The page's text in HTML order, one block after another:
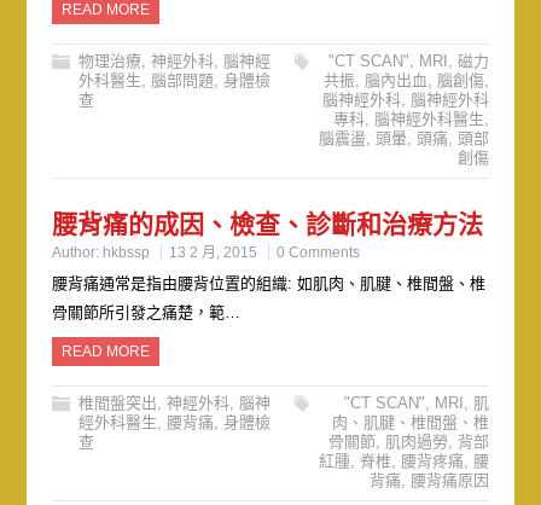
READ MORE
物理治療, 神經外科, 腦神經
外科醫生, 腦部問題, 身體檢
查
"CT SCAN", MRI ,磁力
共振,腦內出血,腦創傷,
腦神經外科,腦神經外科
專科,腦神經外科醫生,
腦震盪,頭暈,頭痛,頭部
創傷
腰背痛的成因、檢查、診斷和治療方法
Author: hkbssp 13 2 月, 2015 0 Comments
腰背痛通常是指由腰背位置的組織: 如肌肉、肌腱、椎間盤、椎
骨關節所引發之痛楚，範…
READ MORE
椎間盤突出, 神經外科, 腦神
經外科醫生, 腰背痛, 身體檢
查
"CT SCAN", MRI , 肌
肉、肌腱、椎間盤、椎
骨關節, 肌肉過勞, 背部
紅腫,脊椎, 腰背疼痛, 腰
背痛, 腰背痛原因